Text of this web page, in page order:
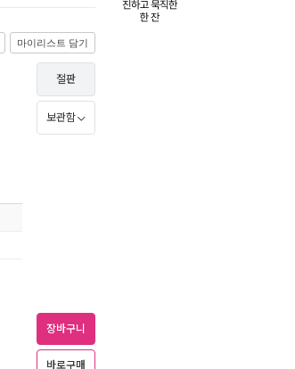
마이리스트 담기
절판
보관함
장바구니
바로구매